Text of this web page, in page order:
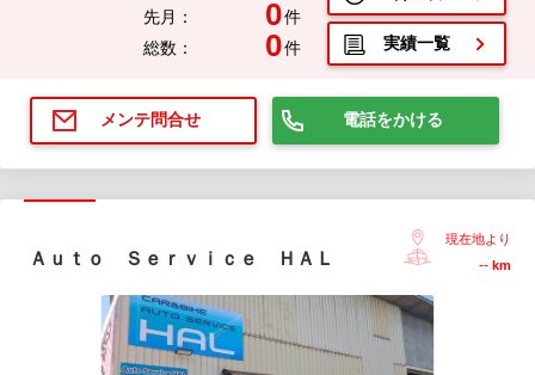
先月： 0件
総数：
0件 実績一覧
メンテ問合せ 電話をかける
Ａｕｔｏ Ｓｅｒｖｉｃｅ ＨＡＬ
現在地より
-- km